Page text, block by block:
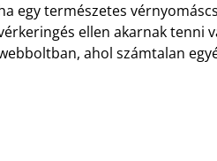
egy természetes
ellen akarnak tenni
ahol számtalan